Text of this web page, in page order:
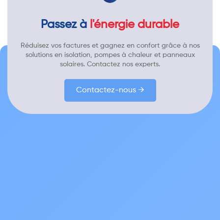
Passez à l'énergie durable
Réduisez vos factures et gagnez en confort grâce à nos
solutions en isolation, pompes à chaleur et panneaux
solaires. Contactez nos experts.
Contactez-nous →